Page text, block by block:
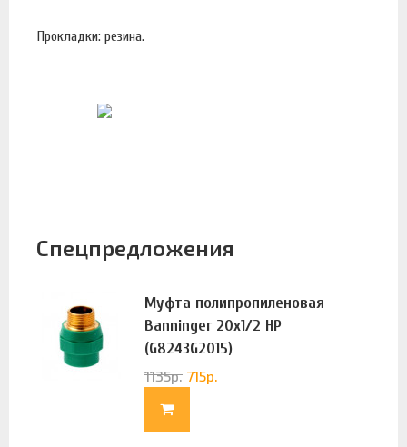
Прокладки: резина.
Спецпредложения
Муфта полипропиленовая
Banninger 20х1/2 НР
(G8243G2015)
1135р. 715р.